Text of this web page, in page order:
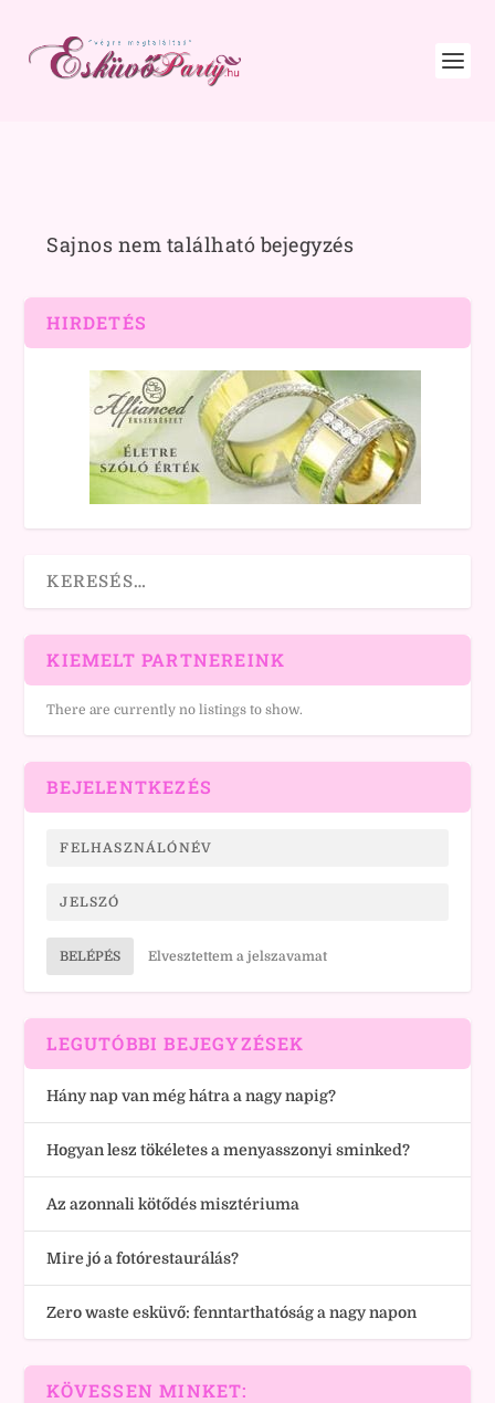
Sajnos nem található bejegyzés
HIRDETÉS
KIEMELT PARTNEREINK
There are currently no listings to show.
BEJELENTKEZÉS
BELÉPÉS Elvesztettem a jelszavamat
LEGUTÓBBI BEJEGYZÉSEK
Hány nap van még hátra a nagy napig?
Hogyan lesz tökéletes a menyasszonyi sminked?
Az azonnali kötődés misztériuma
Mire jó a fotórestaurálás?
Zero waste esküvő: fenntarthatóság a nagy napon
KÖVESSEN MINKET: